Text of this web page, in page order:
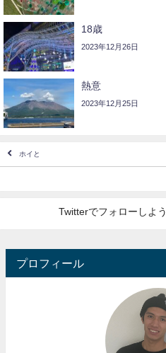
18歳
2023年12月26日
熱意
2023年12月25日
ホイと
Twitterでフォローしよう
プロフィール